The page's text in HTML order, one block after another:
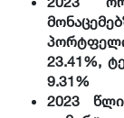
23.41%,
9.31%
2023